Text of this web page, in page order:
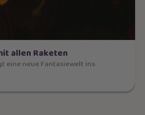
allen Raketen
eine neue Fantasiewelt ins